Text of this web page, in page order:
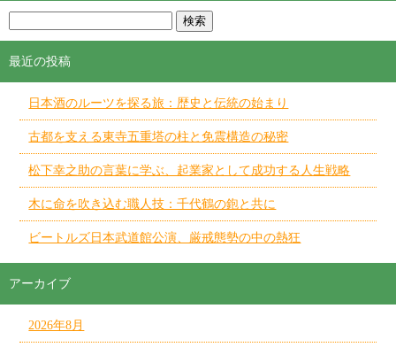
最近の投稿
日本酒のルーツを探る旅：歴史と伝統の始まり
古都を支える東寺五重塔の柱と免震構造の秘密
松下幸之助の言葉に学ぶ、起業家として成功する人生戦略
木に命を吹き込む職人技：千代鶴の鉋と共に
ビートルズ日本武道館公演、厳戒態勢の中の熱狂
アーカイブ
2026年8月